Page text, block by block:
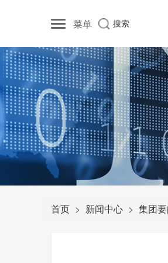
菜单 搜索
首页 新闻中心 集团